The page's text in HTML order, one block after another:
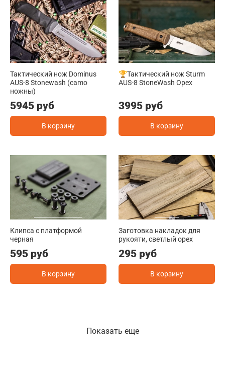
Тактический нож Dominus
AUS-8 Stonewash (camo
ножны)
5945 руб
В корзину
🏆Тактический нож Sturm
AUS-8 StoneWash Орех
3995 руб
В корзину
Клипса с платформой
черная
595 руб
В корзину
Заготовка накладок для
рукояти, светлый орех
295 руб
В корзину
Показать еще